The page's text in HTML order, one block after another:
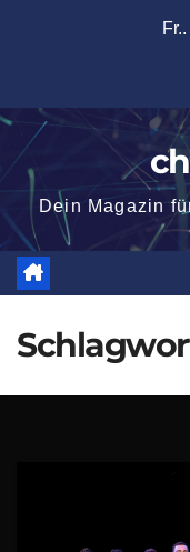
Dein Magazin